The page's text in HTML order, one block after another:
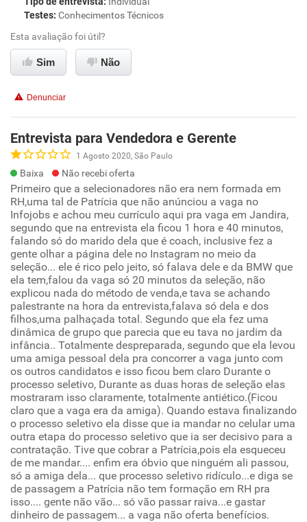
Testes: Conhecimentos Técnicos
Esta avaliação foi útil?
Sim Não
Denunciar
Entrevista para Vendedora e Gerente
1 Agosto 2020, São Paulo
Baixa Não recebi oferta
Primeiro que a selecionadores não era nem formada em
RH,uma tal de Patrícia que não anúnciou a vaga no
Infojobs e achou meu currículo aqui pra vaga em Jandira,
segundo que na entrevista ela ficou 1 hora e 40 minutos,
falando só do marido dela que é coach, inclusive fez a
gente olhar a página dele no Instagram no meio da
seleção... ele é rico pelo jeito, só falava dele e da BMW que
ela tem,falou da vaga só 20 minutos da seleção, não
explicou nada do método de venda,e tava se achando
palestrante na hora da entrevista,falava só dela e dos
filhos,uma palhaçada total. Segundo que ela fez uma
dinâmica de grupo que parecia que eu tava no jardim da
infância.. Totalmente despreparada, segundo que ela levou
uma amiga pessoal dela pra concorrer a vaga junto com
os outros candidatos e isso ficou bem claro Durante o
processo seletivo, Durante as duas horas de seleção elas
mostraram isso claramente, totalmente antiético.(Ficou
claro que a vaga era da amiga). Quando estava finalizando
o processo seletivo ela disse que ia mandar no celular uma
outra etapa do processo seletivo que ia ser decisivo para a
contratação. Tive que cobrar a Patrícia,pois ela esqueceu
de me mandar.... enfim era óbvio que ninguém ali passou,
só a amiga dela... que processo seletivo ridículo...e diga se
de passagem a Patrícia não tem formação em RH pra
isso.... gente não vão... só vão passar raiva...e gastar
dinheiro de passagem... a vaga não oferta benefícios.